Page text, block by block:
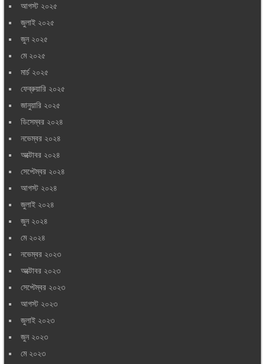
আগস্ট ২০২৫
জুলাই ২০২৫
জুন ২০২৫
মে ২০২৫
মার্চ ২০২৫
ফেব্রুয়ারি ২০২৫
জানুয়ারি ২০২৫
ডিসেম্বর ২০২৪
নভেম্বর ২০২৪
অক্টোবর ২০২৪
সেপ্টেম্বর ২০২৪
আগস্ট ২০২৪
জুলাই ২০২৪
জুন ২০২৪
মে ২০২৪
নভেম্বর ২০২৩
অক্টোবর ২০২৩
সেপ্টেম্বর ২০২৩
আগস্ট ২০২৩
জুলাই ২০২৩
জুন ২০২৩
মে ২০২৩